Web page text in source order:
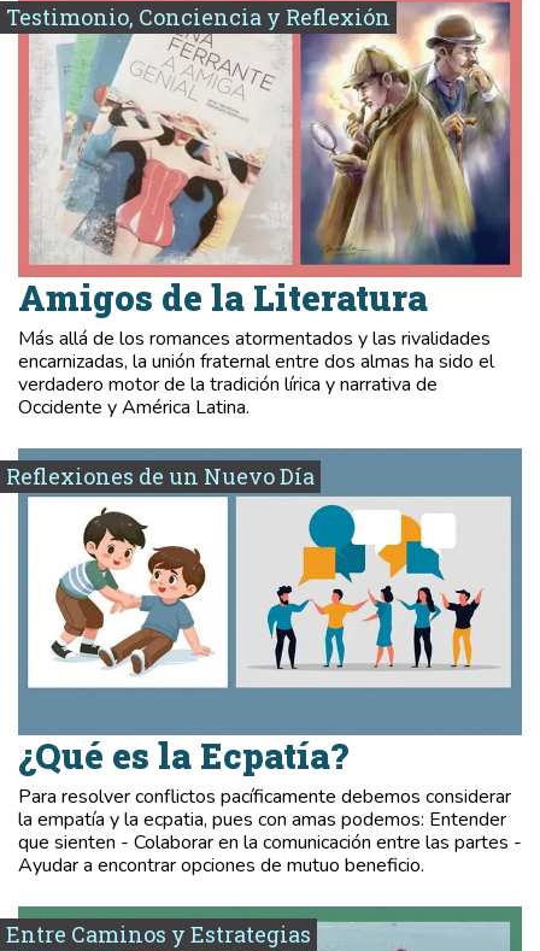
Testimonio, Conciencia y Reflexión
Amigos de la Literatura
Más allá de los romances atormentados y las rivalidades
encarnizadas, la unión fraternal entre dos almas ha sido el
verdadero motor de la tradición lírica y narrativa de
Occidente y América Latina.
Reflexiones de un Nuevo Día
¿Qué es la Ecpatía?
Para resolver conflictos pacíficamente debemos considerar
la empatía y la ecpatia, pues con amas podemos: Entender
que sienten - Colaborar en la comunicación entre las partes -
Ayudar a encontrar opciones de mutuo beneficio.
Entre Caminos y Estrategias